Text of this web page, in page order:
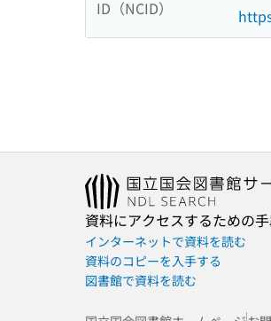
ID（NCID）
資料にアクセスするための
インターネットで資料を読む
資料のコピーを入手する
図書館で資料を読む